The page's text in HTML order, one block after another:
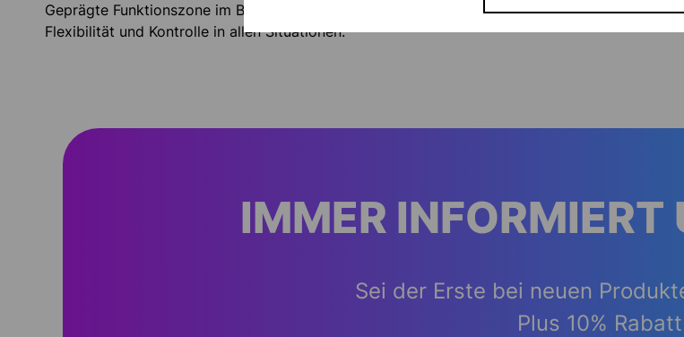
Geprägte Funktionszone im Bereich der Faustzone sorgt für
Flexibilität und Kontrolle in allen Situationen.
IMMER INFORMIERT
Sei der Erste bei neuen
Plus 10%